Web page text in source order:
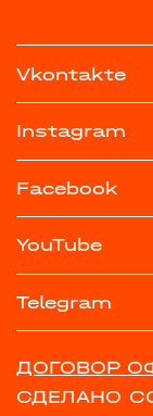
Vkontakte
Instagram
Facebook
YouTube
Telegram
ДОГОВОР
СДЕЛАНО